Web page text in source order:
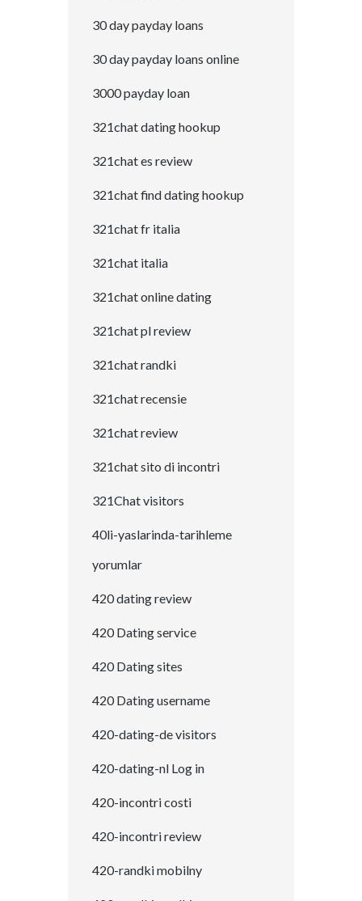
30 day payday loans
30 day payday loans online
3000 payday loan
321chat dating hookup
321chat es review
321chat find dating hookup
321chat fr italia
321chat italia
321chat online dating
321chat pl review
321chat randki
321chat recensie
321chat review
321chat sito di incontri
321Chat visitors
40li-yaslarinda-tarihleme
yorumlar
420 dating review
420 Dating service
420 Dating sites
420 Dating username
420-dating-de visitors
420-dating-nl Log in
420-incontri costi
420-incontri review
420-randki mobilny